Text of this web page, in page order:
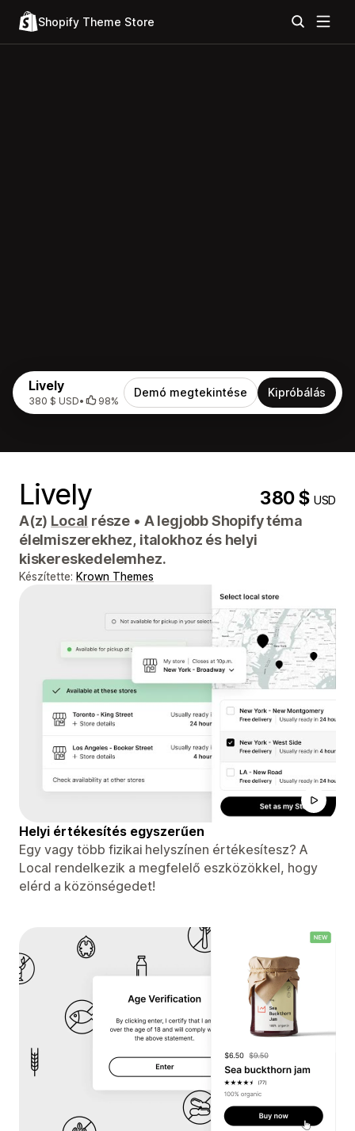
Shopify Theme Store
Lively
380 $ USD• 98%
Demó megtekintése Kipróbálás
Lively 380 $USD
A(z) Local része • A legjobb Shopify téma
élelmiszerekhez, italokhoz és helyi
kiskereskedelemhez.
Készítette: Krown Themes
Helyi értékesítés egyszerűen
Egy vagy több fizikai helyszínen értékesítesz? A
Local rendelkezik a megfelelő eszközökkel, hogy
elérd a közönségedet!